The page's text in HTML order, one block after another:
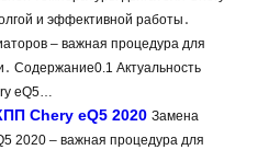
и эффективной работы․
– важная процедура для
Содержание0.1 Актуальность
eQ5…
Chery eQ5 2020 Замена
2020 – важная процедура для